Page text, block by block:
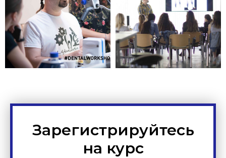
Зарегистрируйтесь
на курс